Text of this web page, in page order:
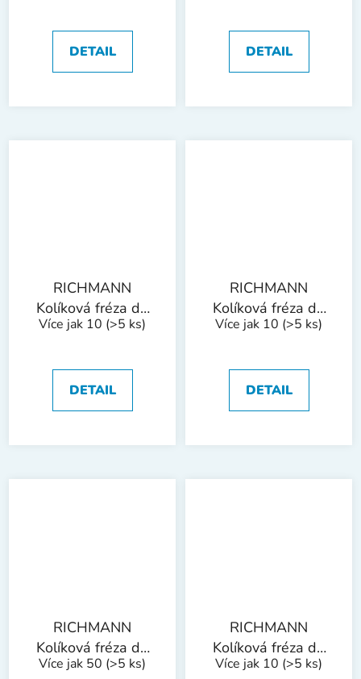
DETAIL
ozubením 8x20
mm
DETAIL
RICHMANN
Kolíková fréza do
kovu, stopka 6 mm
ozubením 10x20
mm
Více jak 10 (>5 ks)
DETAIL
RICHMANN
Kolíková fréza do
kovu, stopka 6 mm
ozubením 12x25
mm
Více jak 10 (>5 ks)
DETAIL
RICHMANN
Kolíková fréza do
kovu, stopka 6 mm
Více jak 50 (>5 ks)
RICHMANN
Kolíková fréza do
kovu, stopka 6 mm
Více jak 10 (>5 ks)